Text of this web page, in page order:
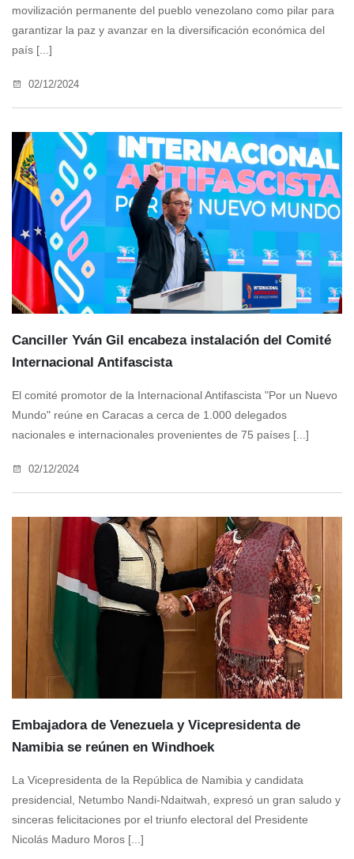
movilización permanente del pueblo venezolano como pilar para
garantizar la paz y avanzar en la diversificación económica del
país [...]
02/12/2024
Canciller Yván Gil encabeza instalación del Comité
Internacional Antifascista
El comité promotor de la Internacional Antifascista "Por un Nuevo
Mundo" reúne en Caracas a cerca de 1.000 delegados
nacionales e internacionales provenientes de 75 países [...]
02/12/2024
Embajadora de Venezuela y Vicepresidenta de
Namibia se reúnen en Windhoek
La Vicepresidenta de la República de Namibia y candidata
presidencial, Netumbo Nandi-Ndaitwah, expresó un gran saludo y
sinceras felicitaciones por el triunfo electoral del Presidente
Nicolás Maduro Moros [...]